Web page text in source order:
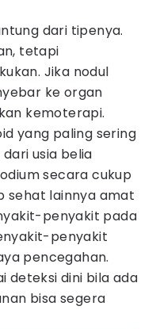
dari tipenya.
tetapi
Jika nodul
ke organ
kemoterapi.
yang paling sering
usia belia
secara cukup
sehat lainnya amat
penyakit pada
penyakit
pencegahan.
deteksi dini bila ada
bisa segera